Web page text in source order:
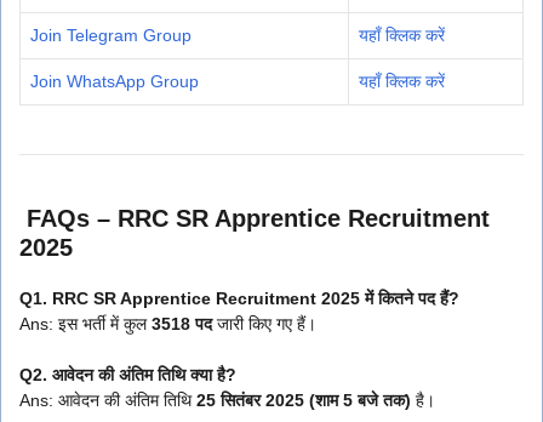
Join Telegram Group यहाँ क्लिक करें
Join WhatsApp Group यहाँ क्लिक करें
FAQs – RRC SR Apprentice Recruitment
2025
Q1. RRC SR Apprentice Recruitment 2025 में कितने पद हैं?
Ans: इस भर्ती में कुल3518 पदजारी किए गए हैं।
Q2. आवेदन की अंतिम तिथि क्या है?
Ans: आवेदन की अंतिम तिथि25 सितंबर 2025 (शाम 5 बजे तक) है।